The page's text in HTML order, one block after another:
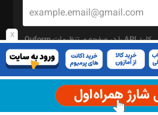
x
برای استفاده از ریکپچا بایستی کلید API را در صفحه ی تنظیمات Quform
وارد کنید.